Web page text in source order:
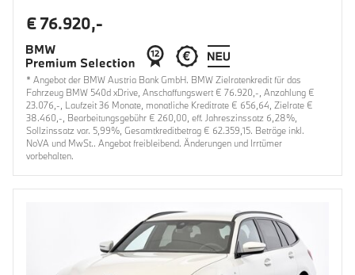
€ 76.920,-
* Angebot der BMW Austria Bank GmbH. BMW Zielratenkredit für das
Fahrzeug BMW 540d xDrive, Anschaffungswert € 76.920,-, Anzahlung €
23.076,-, Laufzeit 36 Monate, monatliche Kreditrate € 656,64, Zielrate €
38.460,-, Bearbeitungsgebühr € 260,00, eff. Jahreszinssatz 6,28%,
Sollzinssatz var. 5,99%, Gesamtkreditbetrag € 62.359,15. Beträge inkl.
NoVA und MwSt.. Angebot freibleibend. Änderungen und Irrtümer
vorbehalten.